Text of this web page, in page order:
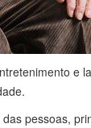
e
pessoas,